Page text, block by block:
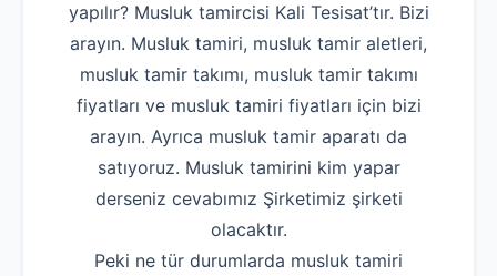
yapılır? Musluk tamircisi Kali Tesisat’tır. Bizi
arayın. Musluk tamiri, musluk tamir aletleri,
musluk tamir takımı, musluk tamir takımı
fiyatları ve musluk tamiri fiyatları için bizi
arayın. Ayrıca musluk tamir aparatı da
satıyoruz. Musluk tamirini kim yapar
derseniz cevabımız Şirketimiz şirketi
olacaktır.
Peki ne tür durumlarda musluk tamiri